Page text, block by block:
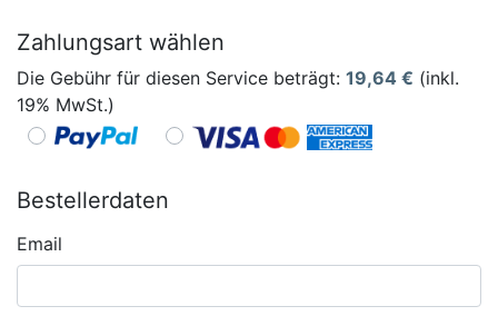
Zahlungsart wählen
Die Gebühr für diesen Service beträgt: 19,64 € (inkl.
19% MwSt.)
Bestellerdaten
Email